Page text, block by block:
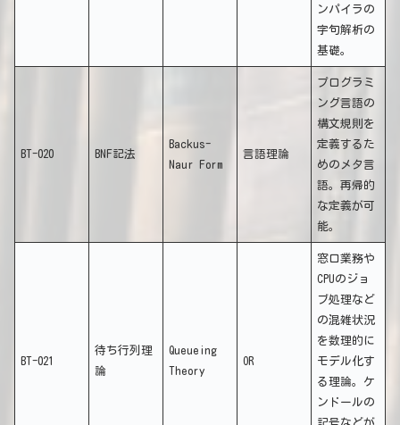
ンパイラの
字句解析の
基礎。
BT-020 BNF記法
Backus-
Naur Form
言語理論
プログラミ
ング言語の
構文規則を
定義するた
めのメタ言
語。再帰的
な定義が可
能。
BT-021
待ち行列理
論
Queueing
Theory
OR
窓口業務や
CPUのジョ
ブ処理など
の混雑状況
を数理的に
モデル化す
る理論。ケ
ンドールの